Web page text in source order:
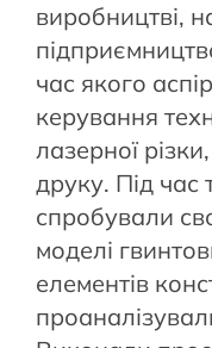
виробництві,
час якого
керування
лазерної
друку. Під час
спробували
моделі
елементів